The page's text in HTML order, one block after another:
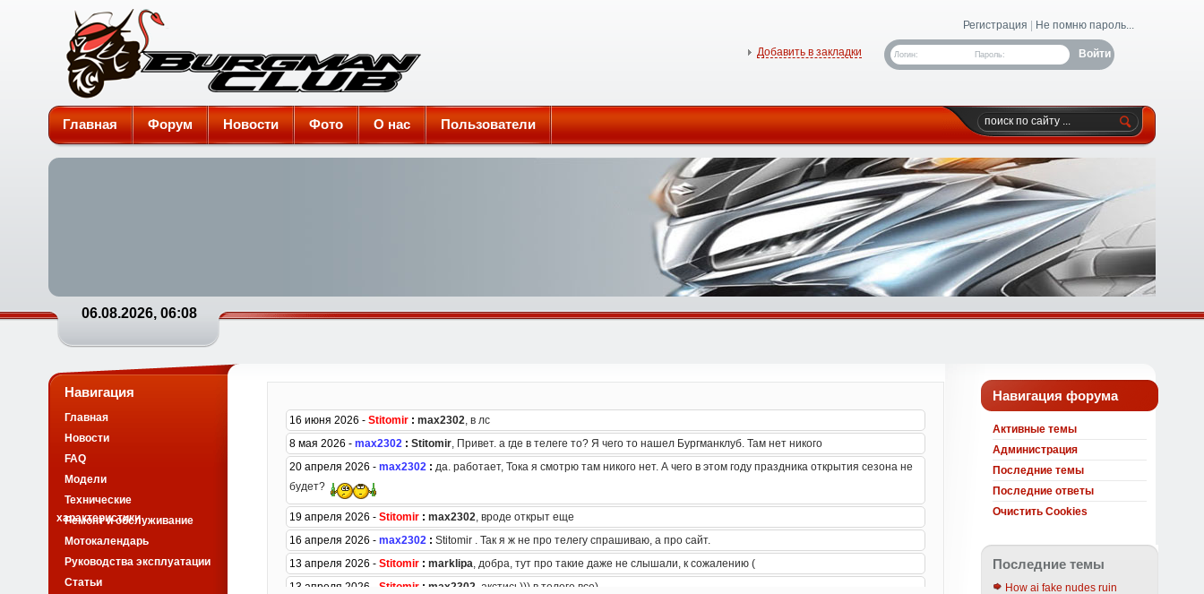
Burgman-Club
Регистрация Не помню пароль...
Логин: Пароль:
Добавить в закладки
Главная Форум Новости Фото О нас Пользователи
06.08.2026, 06:08
Навигация форума
Активные темы
Администрация
Последние темы
Последние ответы
Очистить Cookies
Последние темы
How ai fake nudes ruin
Навигация
Главная
Новости
FAQ
Модели
Технические
характеристики
Ремонт и обслуживание
Мотокалендарь
Руководства эксплуатации
Статьи